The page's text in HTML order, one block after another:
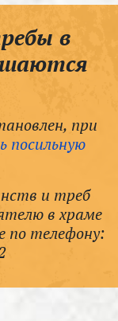
в
при
посильную
и треб
в храме
по телефону: